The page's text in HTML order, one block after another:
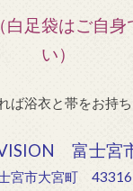
袋はご自身
い）
ば浴衣と帯をお持ち
富士宮
士宮市大宮町 43316